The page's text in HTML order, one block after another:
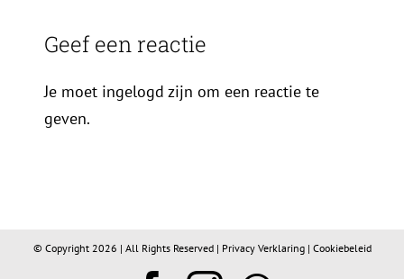
Geef een reactie
Je moet ingelogd zijn om een reactie te
geven.
© Copyright 2026 | All Rights Reserved | Privacy Verklaring| Cookiebeleid